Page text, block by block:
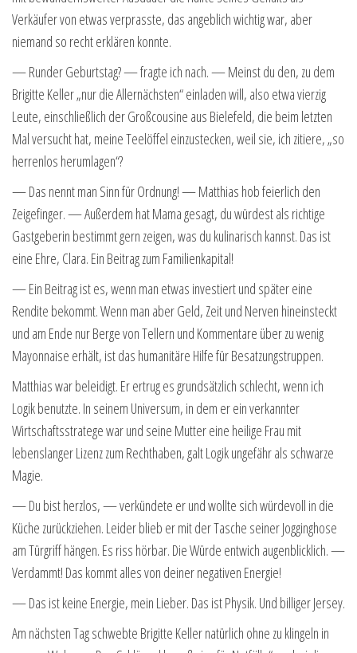
Verkäufer von etwas verprasste, das angeblich wichtig war, aber
niemand so recht erklären konnte.
— Runder Geburtstag? — fragte ich nach. — Meinst du den, zu dem
Brigitte Keller „nur die Allernächsten“ einladen will, also etwa vierzig
Leute, einschließlich der Großcousine aus Bielefeld, die beim letzten
Mal versucht hat, meine Teelöffel einzustecken, weil sie, ich zitiere, „so
herrenlos herumlagen“?
— Das nennt man Sinn für Ordnung! — Matthias hob feierlich den
Zeigefinger. — Außerdem hat Mama gesagt, du würdest als richtige
Gastgeberin bestimmt gern zeigen, was du kulinarisch kannst. Das ist
eine Ehre, Clara. Ein Beitrag zum Familienkapital!
— Ein Beitrag ist es, wenn man etwas investiert und später eine
Rendite bekommt. Wenn man aber Geld, Zeit und Nerven hineinsteckt
und am Ende nur Berge von Tellern und Kommentare über zu wenig
Mayonnaise erhält, ist das humanitäre Hilfe für Besatzungstruppen.
Matthias war beleidigt. Er ertrug es grundsätzlich schlecht, wenn ich
Logik benutzte. In seinem Universum, in dem er ein verkannter
Wirtschaftsstratege war und seine Mutter eine heilige Frau mit
lebenslanger Lizenz zum Rechthaben, galt Logik ungefähr als schwarze
Magie.
— Du bist herzlos, — verkündete er und wollte sich würdevoll in die
Küche zurückziehen. Leider blieb er mit der Tasche seiner Jogginghose
am Türgriff hängen. Es riss hörbar. Die Würde entwich augenblicklich. —
Verdammt! Das kommt alles von deiner negativen Energie!
— Das ist keine Energie, mein Lieber. Das ist Physik. Und billiger Jersey.
Am nächsten Tag schwebte Brigitte Keller natürlich ohne zu klingeln in